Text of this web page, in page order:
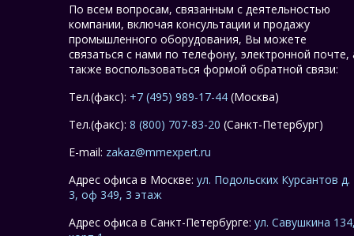
По всем вопросам, связанным с деятельностью
компании, включая консультации и продажу
промышленного оборудования, Вы можете
связаться с нами по телефону, электронной почте,
также воспользоваться формой обратной связи:
Тел.(факс): +7 (495) 989-17-44 (Москва)
Тел.(факс): 8 (800) 707-83-20 (Санкт-Петербург)
E-mail: zakaz@mmexpert.ru
Адрес офиса в Москве: ул. Подольских Курсантов д.
3, оф 349, 3 этаж
Адрес офиса в Санкт-Петербурге: ул. Савушкина